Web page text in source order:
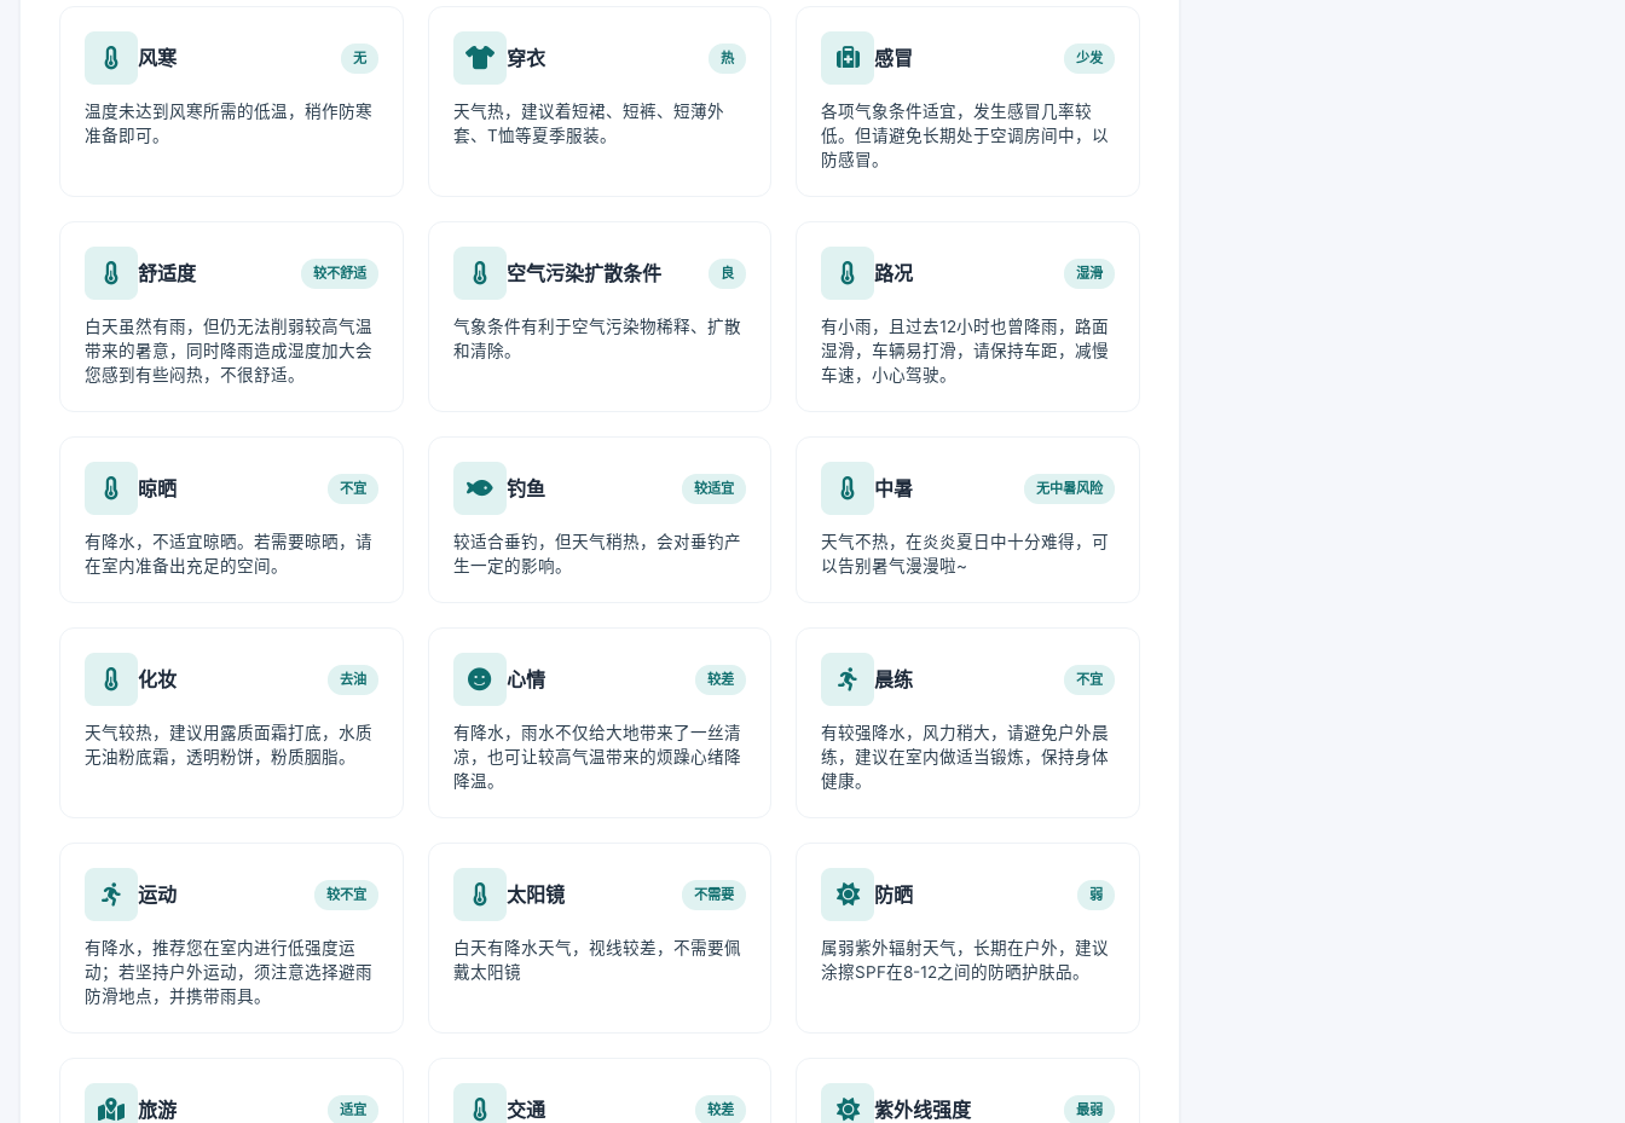
风寒 无
温度未达到风寒所需的低温，稍作防寒
准备即可。
穿衣 热
天气热，建议着短裙、短裤、短薄外
套、T恤等夏季服装。
感冒 少发
各项气象条件适宜，发生感冒几率较
低。但请避免长期处于空调房间中，以
防感冒。
舒适度 较不舒适
白天虽然有雨，但仍无法削弱较高气温
带来的暑意，同时降雨造成湿度加大会
您感到有些闷热，不很舒适。
空气污染扩散条件 良
气象条件有利于空气污染物稀释、扩散
和清除。
路况 湿滑
有小雨，且过去12小时也曾降雨，路面
湿滑，车辆易打滑，请保持车距，减慢
车速，小心驾驶。
晾晒 不宜
有降水，不适宜晾晒。若需要晾晒，请
在室内准备出充足的空间。
钓鱼 较适宜
较适合垂钓，但天气稍热，会对垂钓产
生一定的影响。
中暑 无中暑风险
天气不热，在炎炎夏日中十分难得，可
以告别暑气漫漫啦~
化妆 去油
天气较热，建议用露质面霜打底，水质
无油粉底霜，透明粉饼，粉质胭脂。
心情 较差
有降水，雨水不仅给大地带来了一丝清
凉，也可让较高气温带来的烦躁心绪降
降温。
晨练 不宜
有较强降水，风力稍大，请避免户外晨
练，建议在室内做适当锻炼，保持身体
健康。
运动 较不宜
有降水，推荐您在室内进行低强度运
动；若坚持户外运动，须注意选择避雨
防滑地点，并携带雨具。
太阳镜 不需要
白天有降水天气，视线较差，不需要佩
戴太阳镜
防晒 弱
属弱紫外辐射天气，长期在户外，建议
涂擦SPF在8-12之间的防晒护肤品。
旅游 适宜 交通 较差 紫外线强度 最弱